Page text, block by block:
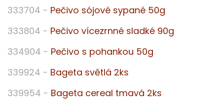
333704 - Pečivo sójové sypané 50g
333804 - Pečivo vícezrnné sladké 90g
334904 - Pečivo s pohankou 50g
339924 - Bageta světlá 2ks
339954 - Bageta cereal tmavá 2ks